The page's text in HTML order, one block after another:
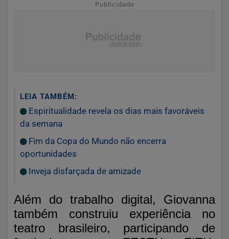
Publicidade
LEIA TAMBÉM:
Espiritualidade revela os dias mais favoráveis
da semana
Fim da Copa do Mundo não encerra
oportunidades
Inveja disfarçada de amizade
Além do trabalho digital, Giovanna
também construiu experiência no
teatro brasileiro, participando de